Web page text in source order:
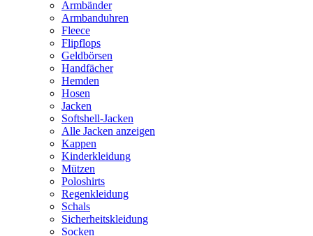
Armbänder
Armbanduhren
Fleece
Flipflops
Geldbörsen
Handfächer
Hemden
Hosen
Jacken
Softshell-Jacken
Alle Jacken anzeigen
Kappen
Kinderkleidung
Mützen
Poloshirts
Regenkleidung
Schals
Sicherheitskleidung
Socken